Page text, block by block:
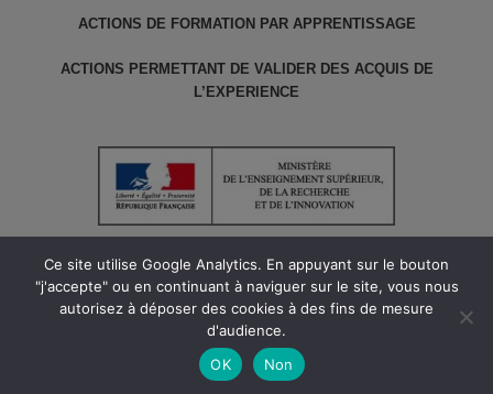
ACTIONS DE FORMATION PAR APPRENTISSAGE
ACTIONS PERMETTANT DE VALIDER DES ACQUIS DE
L’EXPERIENCE
© le Cnam ARA 2022 tous droits réservés // Version 1.5
Création digital focus
Ce site utilise Google Analytics. En appuyant sur le bouton
"j'accepte" ou en continuant à naviguer sur le site, vous nous
autorisez à déposer des cookies à des fins de mesure
d'audience.
OK
Non